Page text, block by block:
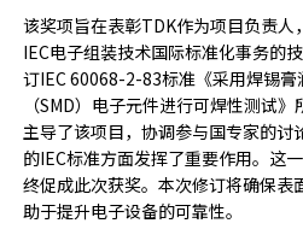
该奖项旨在表彰TDK作为项目负责人
IEC电子组装技术国际标准化事务的
订IEC 60068-2-83标准《采用焊锡
（SMD）电子元件进行可焊性测试
主导了该项目，协调参与国专家的讨
的IEC标准方面发挥了重要作用。这
终促成此次获奖。本次修订将确保表
助于提升电子设备的可靠性。